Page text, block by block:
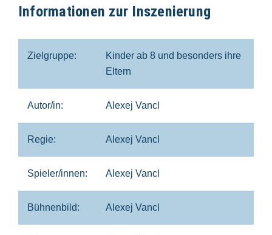
Informationen zur Inszenierung
Zielgruppe:
Kinder ab 8 und besonders ihre
Eltern
Autor/in: Alexej Vancl
Regie: Alexej Vancl
Spieler/innen: Alexej Vancl
Bühnenbild: Alexej Vancl